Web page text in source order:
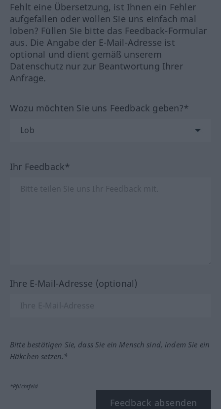
Fehlt eine Übersetzung, ist Ihnen ein Fehler
aufgefallen oder wollen Sie uns einfach mal
loben? Füllen Sie bitte das Feedback-Formular
aus. Die Angabe der E-Mail-Adresse ist
optional und dient gemäß unserem
Datenschutz nur zur Beantwortung Ihrer
Anfrage.
Wozu möchten Sie uns Feedback geben?*
Ihr Feedback*
Ihre E-Mail-Adresse (optional)
Bitte bestätigen Sie, dass Sie ein Mensch sind, indem Sie ein
Häkchen setzen.*
*Pflichtfeld
Feedback absenden